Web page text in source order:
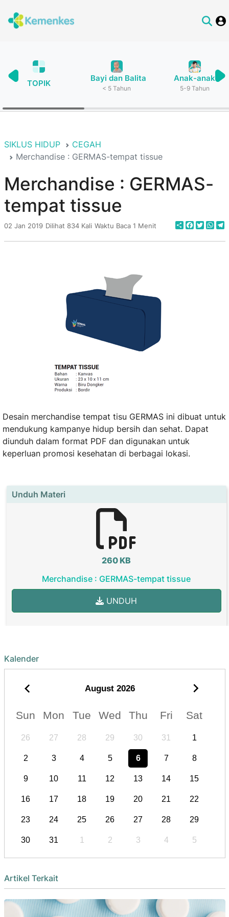
TOPIK
Bayi dan Balita
< 5 Tahun
Anak-anak
5-9 Tahun
SIKLUS HIDUP
CEGAH
Merchandise : GERMAS-tempat tissue
Merchandise : GERMAS-
tempat tissue
02 Jan 2019 Dilihat 834 Kali Waktu Baca 1 Menit Share
Desain merchandise tempat tisu GERMAS ini dibuat untuk
mendukung kampanye hidup bersih dan sehat. Dapat
diunduh dalam format PDF dan digunakan untuk
keperluan promosi kesehatan di berbagai lokasi.
Unduh Materi
260 KB
Merchandise : GERMAS-tempat tissue
UNDUH
Kalender
August 2026
Sun Mon Tue Wed Thu Fri Sat
26 27 28 29 30 31 1
2 3 4 5 6 7 8
9 10 11 12 13 14 15
16 17 18 19 20 21 22
23 24 25 26 27 28 29
30 31 1 2 3 4 5
Artikel Terkait